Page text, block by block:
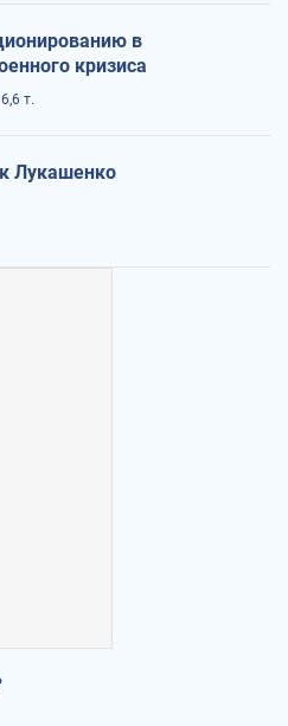
в
кризиса
т.
Лукашенко